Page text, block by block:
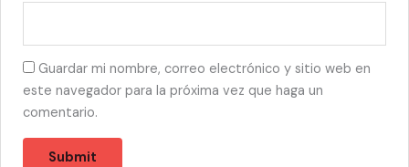
Guardar mi nombre, correo electrónico y sitio web en
este navegador para la próxima vez que haga un
comentario.